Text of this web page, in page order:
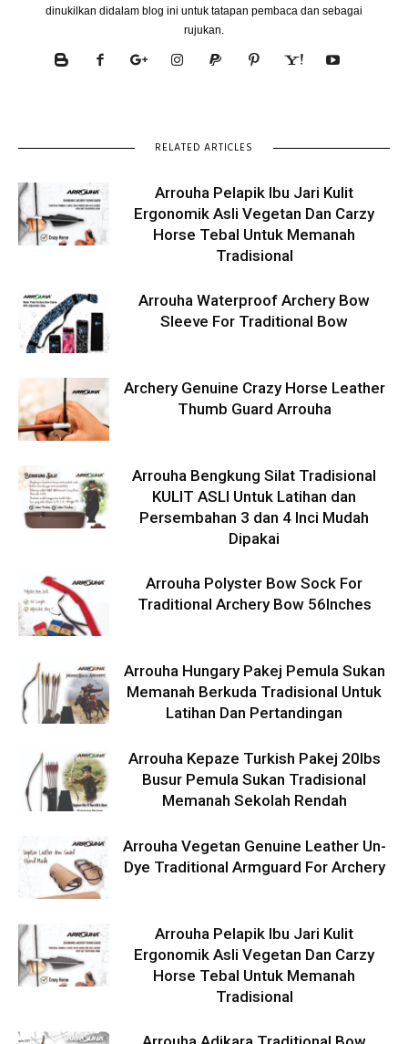
dinukilkan didalam blog ini untuk tatapan pembaca dan sebagai
rujukan.
RELATED ARTICLES
Arrouha Pelapik Ibu Jari Kulit
Ergonomik Asli Vegetan Dan Carzy
Horse Tebal Untuk Memanah
Tradisional
Arrouha Waterproof Archery Bow
Sleeve For Traditional Bow
Archery Genuine Crazy Horse Leather
Thumb Guard Arrouha
Arrouha Bengkung Silat Tradisional
KULIT ASLI Untuk Latihan dan
Persembahan 3 dan 4 Inci Mudah
Dipakai
Arrouha Polyster Bow Sock For
Traditional Archery Bow 56Inches
Arrouha Hungary Pakej Pemula Sukan
Memanah Berkuda Tradisional Untuk
Latihan Dan Pertandingan
Arrouha Kepaze Turkish Pakej 20lbs
Busur Pemula Sukan Tradisional
Memanah Sekolah Rendah
Arrouha Vegetan Genuine Leather Un-
Dye Traditional Armguard For Archery
Arrouha Pelapik Ibu Jari Kulit
Ergonomik Asli Vegetan Dan Carzy
Horse Tebal Untuk Memanah
Tradisional